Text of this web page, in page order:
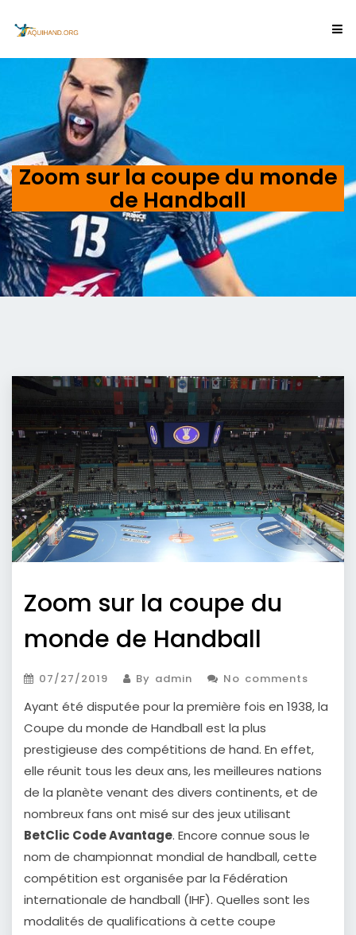
Zoom sur la coupe du monde
de Handball
Zoom sur la coupe du
monde de Handball
07/27/2019 By admin No comments
Ayant été disputée pour la première fois en 1938, la
Coupe du monde de Handball est la plus
prestigieuse des compétitions de hand. En effet,
elle réunit tous les deux ans, les meilleures nations
de la planète venant des divers continents, et de
nombreux fans ont misé sur des jeux utilisant
BetClic Code Avantage. Encore connue sous le
nom de championnat mondial de handball, cette
compétition est organisée par la Fédération
internationale de handball (IHF). Quelles sont les
modalités de qualifications à cette coupe